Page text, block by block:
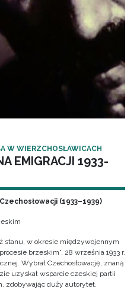
W WIERZCHOSŁAWICACH
EMIGRACJI 1933-
(1933–1939)
stanu, w okresie międzywojennym
brzeskim”. 28 września 1933 r.
Wybrał Czechosłowację, znaną
uzyskał wsparcie czeskiej partii
zdobywając duży autorytet.